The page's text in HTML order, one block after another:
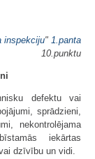
inspekciju" 1.panta
10.punktu
defektu vai
sprādzieni,
nekontrolējama
iekārtas
dzīvību un vidi.